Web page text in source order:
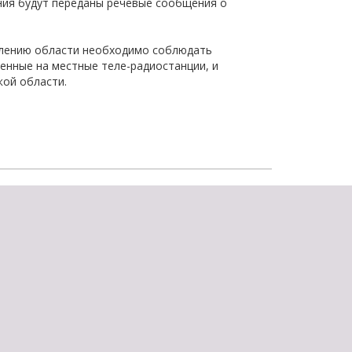
Подробнее
области необходимо соблюдать
на местные теле-радиостанции, и
области.